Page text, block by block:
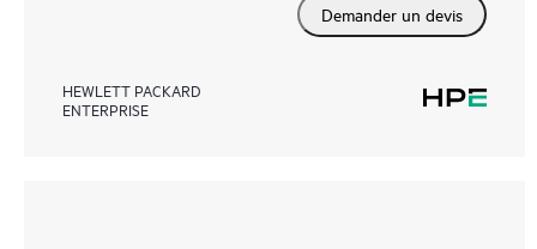
Demander un devis
HEWLETT PACKARD
ENTERPRISE